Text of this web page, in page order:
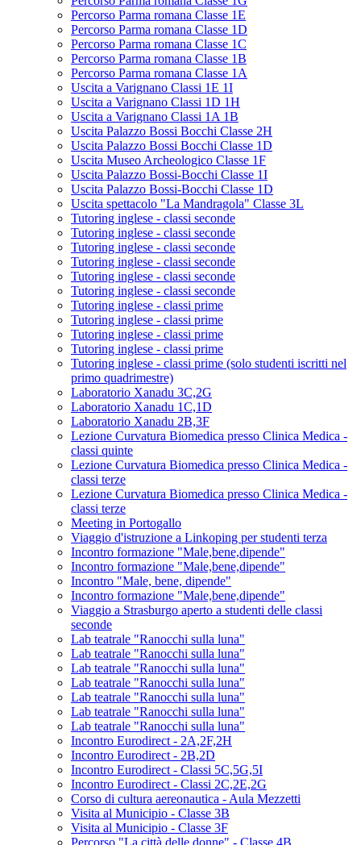
Percorso Parma romana Classe 1E
Percorso Parma romana Classe 1D
Percorso Parma romana Classe 1C
Percorso Parma romana Classe 1B
Percorso Parma romana Classe 1A
Uscita a Varignano Classi 1E 1I
Uscita a Varignano Classi 1D 1H
Uscita a Varignano Classi 1A 1B
Uscita Palazzo Bossi Bocchi Classe 2H
Uscita Palazzo Bossi Bocchi Classe 1D
Uscita Museo Archeologico Classe 1F
Uscita Palazzo Bossi-Bocchi Classe 1I
Uscita Palazzo Bossi-Bocchi Classe 1D
Uscita spettacolo "La Mandragola" Classe 3L
Tutoring inglese - classi seconde
Tutoring inglese - classi seconde
Tutoring inglese - classi seconde
Tutoring inglese - classi seconde
Tutoring inglese - classi seconde
Tutoring inglese - classi seconde
Tutoring inglese - classi prime
Tutoring inglese - classi prime
Tutoring inglese - classi prime
Tutoring inglese - classi prime
Tutoring inglese - classi prime (solo studenti iscritti nel
primo quadrimestre)
Laboratorio Xanadu 3C,2G
Laboratorio Xanadu 1C,1D
Laboratorio Xanadu 2B,3F
Lezione Curvatura Biomedica presso Clinica Medica -
classi quinte
Lezione Curvatura Biomedica presso Clinica Medica -
classi terze
Lezione Curvatura Biomedica presso Clinica Medica -
classi terze
Meeting in Portogallo
Viaggio d'istruzione a Linkoping per studenti terza
Incontro formazione "Male,bene,dipende"
Incontro formazione "Male,bene,dipende"
Incontro "Male, bene, dipende"
Incontro formazione "Male,bene,dipende"
Viaggio a Strasburgo aperto a studenti delle classi
seconde
Lab teatrale "Ranocchi sulla luna"
Lab teatrale "Ranocchi sulla luna"
Lab teatrale "Ranocchi sulla luna"
Lab teatrale "Ranocchi sulla luna"
Lab teatrale "Ranocchi sulla luna"
Lab teatrale "Ranocchi sulla luna"
Lab teatrale "Ranocchi sulla luna"
Incontro Eurodirect - 2A,2F,2H
Incontro Eurodirect - 2B,2D
Incontro Eurodirect - Classi 5C,5G,5I
Incontro Eurodirect - Classi 2C,2E,2G
Corso di cultura aereonautica - Aula Mezzetti
Visita al Municipio - Classe 3B
Visita al Municipio - Classe 3F